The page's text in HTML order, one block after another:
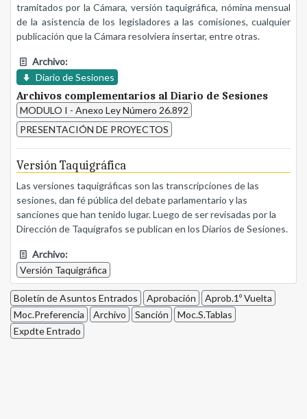
tramitados por la Cámara, versión taquigráfica, nómina mensual
de la asistencia de los legisladores a las comisiones, cualquier
publicación que la Cámara resolviera insertar, entre otras.
Archivo:
Diario de Sesiones
Archivos complementarios al Diario de Sesiones
MODULO I - Anexo Ley Número 26.892
PRESENTACIÓN DE PROYECTOS
Versión Taquigráfica
Las versiones taquigráficas son las transcripciones de las
sesiones, dan fé pública del debate parlamentario y las
sanciones que han tenido lugar. Luego de ser revisadas por la
Dirección de Taquígrafos se publican en los Diarios de Sesiones.
Archivo:
Versión Taquigráfica
Boletín de Asuntos Entrados Aprobación
Aprob.1º Vuelta
Moc.Preferencia
Archivo Sanción
Moc.S.Tablas
Expdte Entrado